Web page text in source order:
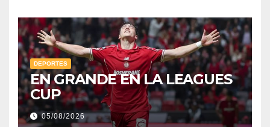
DEPORTES
EN GRANDE EN LA LEAGUES
CUP
05/08/2026